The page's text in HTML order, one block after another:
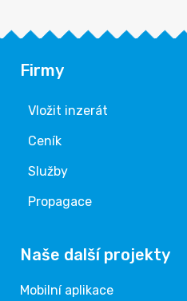
Firmy
Vložit inzerát
Ceník
Služby
Propagace
Naše další projekty
Mobilní aplikace